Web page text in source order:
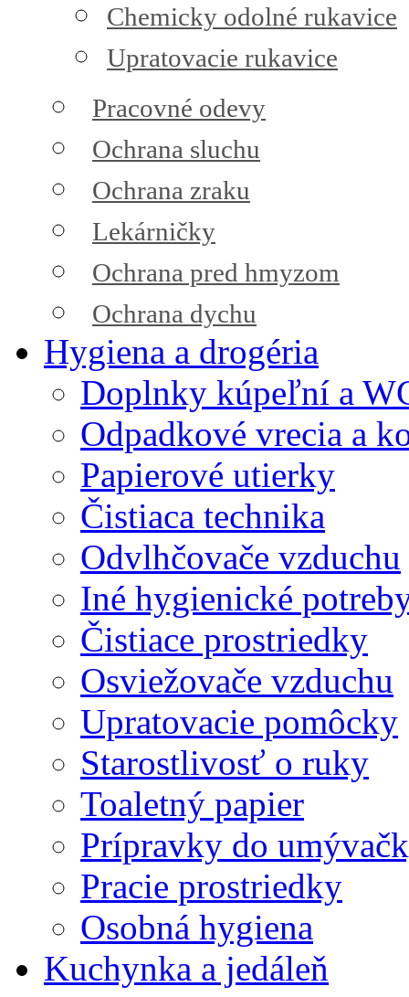
Chemicky odolné rukavice
Upratovacie rukavice
Pracovné odevy
Ochrana sluchu
Ochrana zraku
Lekárničky
Ochrana pred hmyzom
Ochrana dychu
Hygiena a drogéria
Doplnky kúpeľní a
Odpadkové vrecia a
Papierové utierky
Čistiaca technika
Odvlhčovače vzduchu
Iné hygienické
Čistiace prostriedky
Osviežovače vzduchu
Upratovacie pomôcky
Starostlivosť o ruky
Toaletný papier
Prípravky do
Pracie prostriedky
Osobná hygiena
Kuchynka a jedáleň